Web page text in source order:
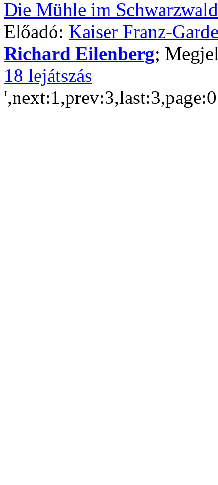
Die Mühle im Schwarzwald
Előadó: Kaiser Franz-
Richard Eilenberg;
18 lejátszás